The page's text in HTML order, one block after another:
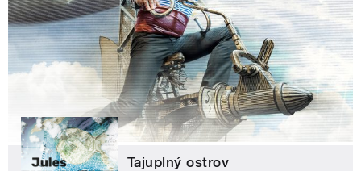
Tajuplný ostrov